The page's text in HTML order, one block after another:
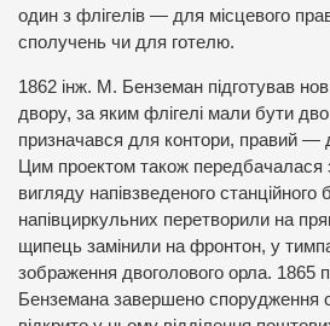
один з флігелів — для місцевого
сполучень чи для готелю.
1862 інж. М. Бенземан підготував
двору, за яким флігелі мали бути
призначався для контори, правий —
Цим проектом також передбачалася
вигляду напівзведеного станційного
напівциркульних перетворили на
щипець замінили на фронтон, у
зображення двоголового орла. 1865
Бенземана завершено спорудження